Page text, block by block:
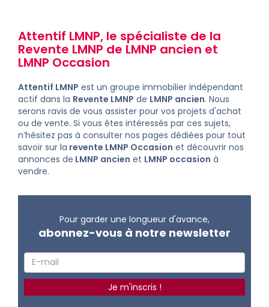
Attentif LMNP, le spécialiste de la
Revente LMNP de LMNP ancien et
LMNP Occasion
Attentif LMNP est un groupe immobilier indépendant
actif dans la Revente LMNP de LMNP ancien. Nous
serons ravis de vous assister pour vos projets d'achat
ou de vente. Si vous êtes intéressés par ces sujets,
n’hésitez pas à consulter nos pages dédiées pour tout
savoir sur la revente LMNP Occasion et découvrir nos
annonces de LMNP ancien et LMNP occasion à
vendre.
Pour garder une longueur d'avance,
abonnez-vous à notre newsletter